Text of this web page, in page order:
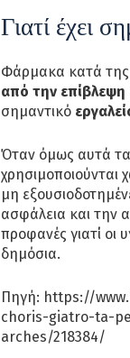
Γιατί έχει
Φάρμακα κατά της
από την επίβλεψη
σημαντικό
Όταν όμως αυτά τα
χρησιμοποιούνται
μη
ασφάλεια και την
προφανές γιατί οι
δημόσια.
Πηγή: https://
choris-giatro-ta-
arches/218384/